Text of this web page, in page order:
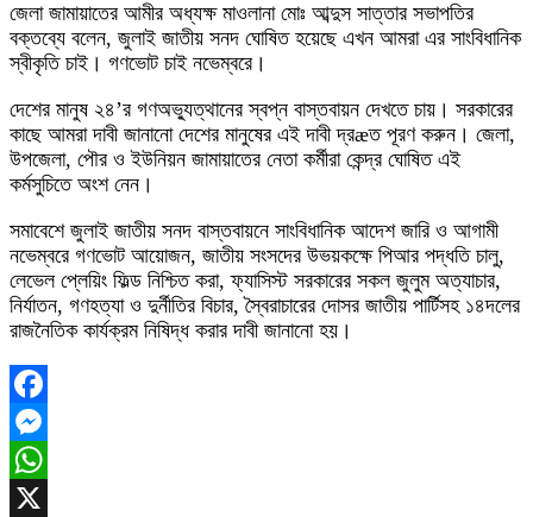
জেলা জামায়াতের আমীর অধ্যক্ষ মাওলানা মোঃ আব্দুস সাত্তার সভাপতির
বক্তব্যে বলেন, জুলাই জাতীয় সনদ ঘোষিত হয়েছে এখন আমরা এর সাংবিধানিক
স্বীকৃতি চাই। গণভোট চাই নভেম্বরে।
দেশের মানুষ ২৪’র গণঅভ্যুত্থানের স্বপ্ন বাস্তবায়ন দেখতে চায়। সরকারের
কাছে আমরা দাবী জানানো দেশের মানুষের এই দাবী দ্রæত পূরণ করুন। জেলা,
উপজেলা, পৌর ও ইউনিয়ন জামায়াতের নেতা কর্মীরা কেন্দ্র ঘোষিত এই
কর্মসুচিতে অংশ নেন।
সমাবেশে জুলাই জাতীয় সনদ বাস্তবায়নে সাংবিধানিক আদেশ জারি ও আগামী
নভেম্বরে গণভোট আয়োজন, জাতীয় সংসদের উভয়কক্ষে পিআর পদ্ধতি চালু,
লেভেল প্লেয়িং ফিল্ড নিশ্চিত করা, ফ্যাসিস্ট সরকারের সকল জুলুম অত্যাচার,
নির্যাতন, গণহত্যা ও দুর্নীতির বিচার, স্বৈরাচারের দোসর জাতীয় পার্টিসহ ১৪দলের
রাজনৈতিক কার্যক্রম নিষিদ্ধ করার দাবী জানানো হয়।
Facebook
Messenger
WhatsApp